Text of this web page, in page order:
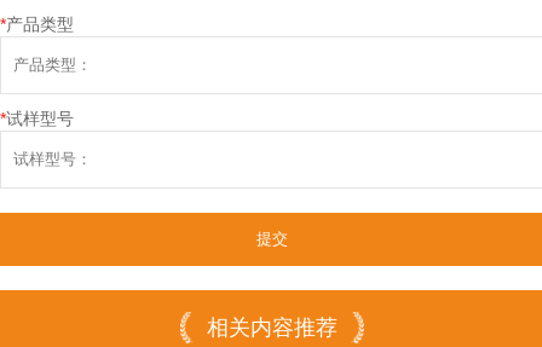
*产品类型
*试样型号
相关内容推荐